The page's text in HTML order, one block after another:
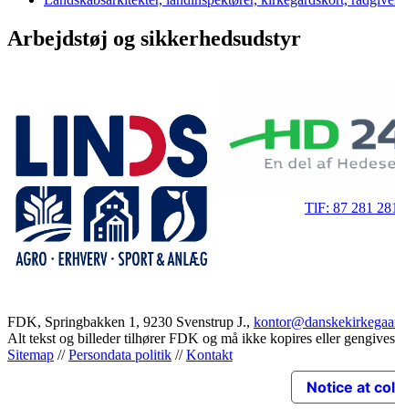
Arbejdstøj og sikkerhedsudstyr
TlF: 87 281 281
FDK, Springbakken 1, 9230 Svenstrup J.,
Alt tekst og billeder tilhører FDK og må ikke kopires eller
Sitemap //Persondata politik //Kontakt
Notice at